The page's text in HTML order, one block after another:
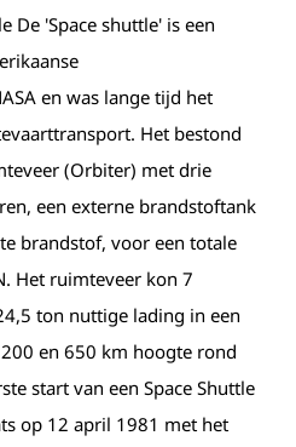
De 'Space shuttle' is een
en was lange tijd het
Het bestond
(Orbiter) met drie
een externe brandstoftank
brandstof, voor een totale
Het ruimteveer kon 7
ton nuttige lading in een
en 650 km hoogte rond
start van een Space Shuttle
op 12 april 1981 met het